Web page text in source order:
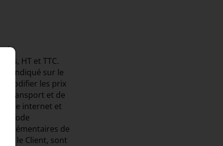
de
HT et TTC.
sur le
modifier les prix
transport et de
site internet et
mode
de
le Client, sont